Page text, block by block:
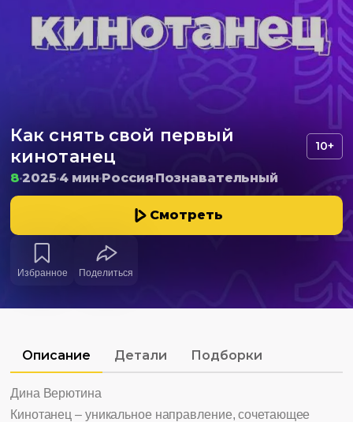
Как снять свой первый
кинотанец
10+
8 20254 мин РоссияПознавательный
Смотреть
Избранное Поделиться
Описание Детали Подборки
Дина Верютина
Кинотанец – уникальное направление, сочетающее